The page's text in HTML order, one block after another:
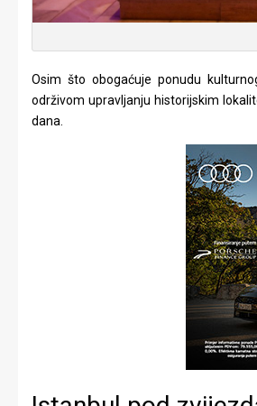
Osim što obogaćuje ponudu
održivom upravljanju historijskim
dana.